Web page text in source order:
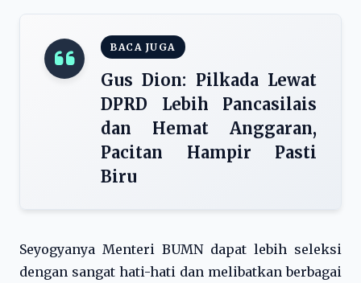
BACA JUGA
Gus Dion: Pilkada Lewat
DPRD Lebih Pancasilais
dan Hemat Anggaran,
Pacitan Hampir Pasti
Biru
Seyogyanya Menteri BUMN dapat lebih seleksi
dengan sangat hati-hati dan melibatkan berbagai